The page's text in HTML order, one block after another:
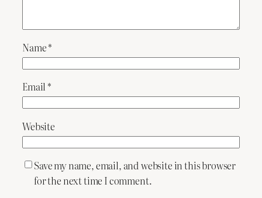
Name*
Email *
Website
Save my name, email, and website in this browser
for the next time I comment.